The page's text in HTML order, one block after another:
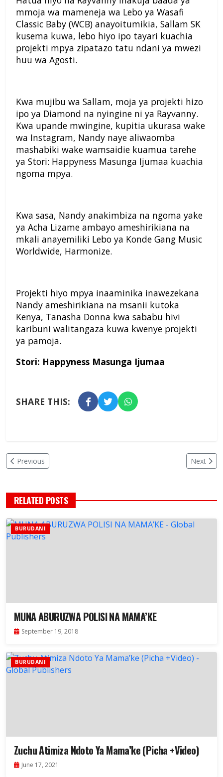
mmoja wa mameneja wa Lebo ya Wasafi
Classic Baby (WCB) anayoitumikia, Sallam SK
kusema kuwa, lebo hiyo ipo tayari kuachia
projekti mpya zipatazo tatu ndani ya mwezi
huu wa Agosti.
Kwa mujibu wa Sallam, moja ya projekti hizo
ipo ya Diamond na nyingine ni ya Rayvanny.
Kwa upande mwingine, kupitia ukurasa wake
wa Instagram, Nandy naye aliwaomba
mashabiki wake wamsaidie kuamua tarehe
ya Stori: Happyness Masunga Ijumaa kuachia
ngoma mpya.
Kwa sasa, Nandy anakimbiza na ngoma yake
ya Acha Lizame ambayo ameshirikiana na
mkali anayemiliki Lebo ya Konde Gang Music
Worldwide, Harmonize.
Projekti hiyo mpya inaaminika inawezekana
Nandy ameshirikiana na msanii kutoka
Kenya, Tanasha Donna kwa sababu hivi
karibuni walitangaza kuwa kwenye projekti
ya pamoja.
Stori: Happyness Masunga Ijumaa
SHARE THIS:
Previous Next
RELATED POSTS
BURUDANI
MUNA ABURUZWA POLISI NA MAMA’KE
September 19, 2018
BURUDANI
Zuchu Atimiza Ndoto Ya Mama’ke (Picha +Video)
June 17, 2021